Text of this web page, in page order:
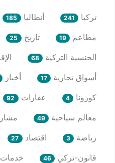
تركيا 241 أنطاليا 185
مطاعم 19 تاريخ 25
الجنسية التركية 68
أسواق تجارية 17 أخبار
كورونا 4 عقارات 92
معالم سياحية 49
رياضة 3 اقتصاد 27
قانون-تركي 46